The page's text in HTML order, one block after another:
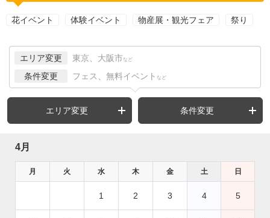
花イベント 体験イベント 物産展・観光フェア 祭り
エリア変更 東京、大阪市 など
条件変更 フェス、無料イベント など
エリア変更 条件変更
4月
月 火 水 木 金 土 日
1 2 3 4 5